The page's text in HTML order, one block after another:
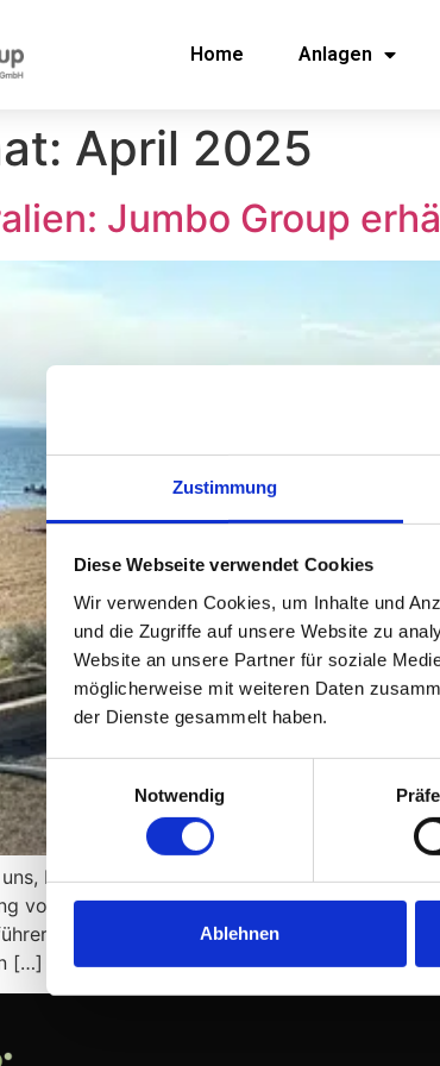
Zustimmung
Diese Webseite verwendet Cookies
Wir verwenden Cookies, um Inhalte und
und die Zugriffe auf unsere Website zu
Website an unsere Partner für soziale
möglicherweise mit weiteren Daten
der Dienste gesammelt haben.
Einwilligungsauswahl
Notwendig
Ablehnen
Home Anlagen
April 2025
Jumbo Group
bekanntgeben zu dürfen, dass Jumbo
von nassem Klärschlamm an South East
persönlich nach Australien, um die
[…]